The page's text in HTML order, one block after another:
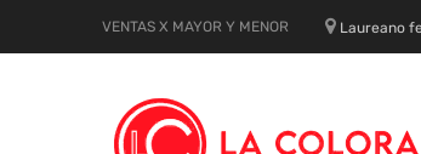
VENTAS X MAYOR Y MENOR Laureano